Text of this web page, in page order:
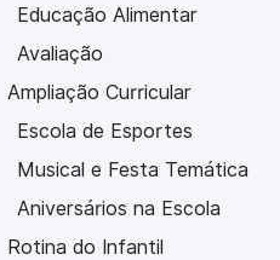
Educação Alimentar
Avaliação
Ampliação Curricular
Escola de Esportes
Musical e Festa Temática
Aniversários na Escola
Rotina do Infantil